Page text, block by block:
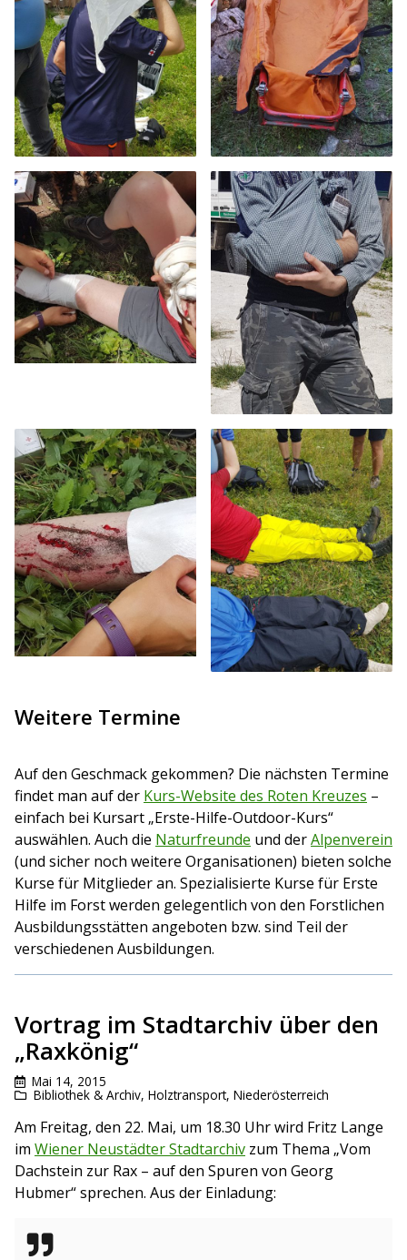
Weitere Termine
Auf den Geschmack gekommen? Die nächsten Termine
findet man auf der Kurs-Website des Roten Kreuzes –
einfach bei Kursart „Erste-Hilfe-Outdoor-Kurs“
auswählen. Auch die Naturfreunde und derAlpenverein
(und sicher noch weitere Organisationen) bieten solche
Kurse für Mitglieder an. Spezialisierte Kurse für Erste
Hilfe im Forst werden gelegentlich von den Forstlichen
Ausbildungsstätten angeboten bzw. sind Teil der
verschiedenen Ausbildungen.
Vortrag im Stadtarchiv über den
„Raxkönig“
Mai 14, 2015
Bibliothek & Archiv, Holztransport, Niederösterreich
Am Freitag, den 22. Mai, um 18.30 Uhr wird Fritz Lange
im Wiener Neustädter Stadtarchiv zum Thema „Vom
Dachstein zur Rax – auf den Spuren von Georg
Hubmer“ sprechen. Aus der Einladung: